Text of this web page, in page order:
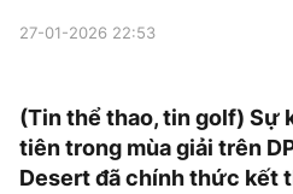
27-01-2026 22:53
(Tin thể thao, tin golf) Sự
tiên trong mùa giải trên
Desert đã chính thức kết